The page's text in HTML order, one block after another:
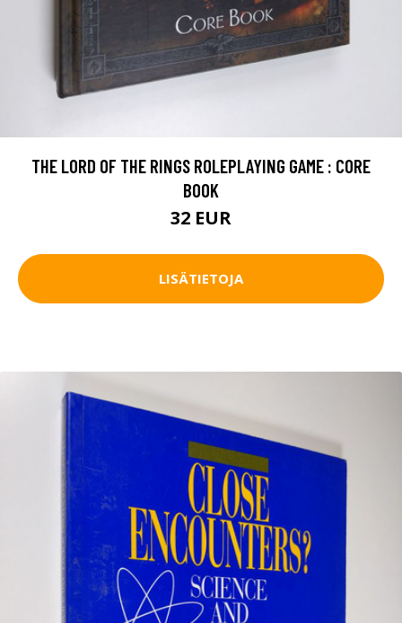
THE LORD OF THE RINGS ROLEPLAYING GAME : CORE
BOOK
32 EUR
LISÄTIETOJA